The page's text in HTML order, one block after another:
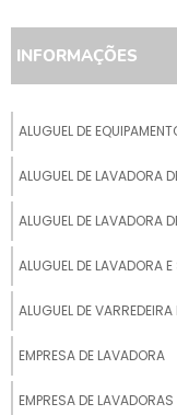
INFORMAÇÕES
ALUGUEL DE
ALUGUEL DE LAVADORA
ALUGUEL DE LAVADORA
ALUGUEL DE LAVADORA
ALUGUEL DE
EMPRESA DE LAVADORA
EMPRESA DE